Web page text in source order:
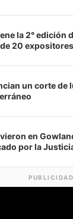
la 2° edición
20
un corte de
en
por la
PUBLICIDAD